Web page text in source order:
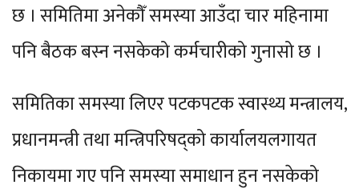
छ । समितिमा अनेकौँ समस्या आउँदा चार महिनामा
पनि बैठक बस्न नसकेको कर्मचारीको गुनासो छ ।
समितिका समस्या लिएर पटकपटक स्वास्थ्य मन्त्रालय,
प्रधानमन्त्री तथा मन्त्रिपरिषद्को कार्यालयलगायत
निकायमा गए पनि समस्या समाधान हुन नसकेको